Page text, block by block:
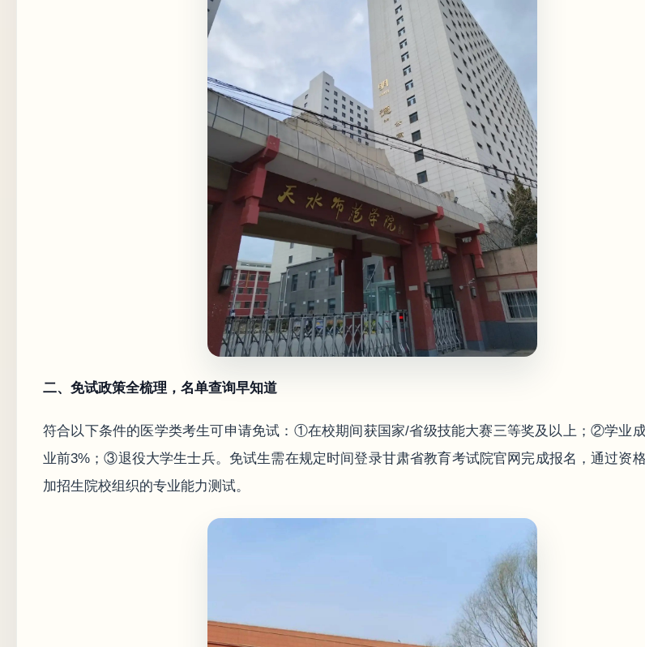
二、免试政策全梳理，名单查询早知道
符合以下条件的医学类考生可申请免试：①在校期间获国家/省级技能大赛三等奖及以上；②学业
业前3%；③退役大学生士兵。免试生需在规定时间登录甘肃省教育考试院官网完成报名，通过资
加招生院校组织的专业能力测试。